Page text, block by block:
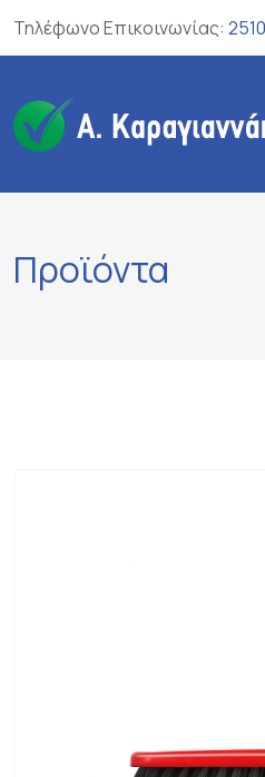
Τηλέφωνο Επικοινωνίας:
Προϊόντα